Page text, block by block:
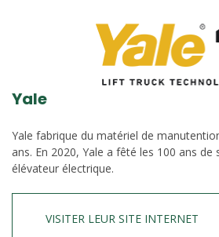
Yale
Yale fabrique du matériel de
ans. En 2020, Yale a fêté les 100 ans
élévateur électrique.
VISITER LEUR SITE INTERNET